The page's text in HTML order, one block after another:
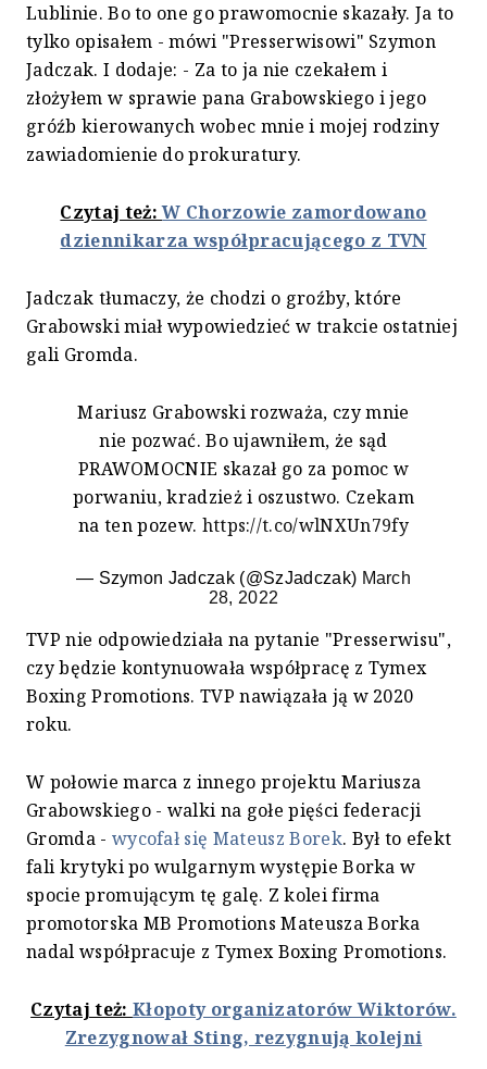
Lublinie. Bo to one go prawomocnie skazały. Ja to
tylko opisałem - mówi "Presserwisowi" Szymon
Jadczak. I dodaje: - Za to ja nie czekałem i
złożyłem w sprawie pana Grabowskiego i jego
gróźb kierowanych wobec mnie i mojej rodziny
zawiadomienie do prokuratury.
Czytaj też:W Chorzowie zamordowano
dziennikarza współpracującego z TVN
Jadczak tłumaczy, że chodzi o groźby, które
Grabowski miał wypowiedzieć w trakcie ostatniej
gali Gromda.
Mariusz Grabowski rozważa, czy mnie
nie pozwać. Bo ujawniłem, że sąd
PRAWOMOCNIE skazał go za pomoc w
porwaniu, kradzież i oszustwo. Czekam
na ten pozew. https://t.co/wlNXUn79fy
— Szymon Jadczak (@SzJadczak) March
28, 2022
TVP nie odpowiedziała na pytanie "Presserwisu",
czy będzie kontynuowała współpracę z Tymex
Boxing Promotions. TVP nawiązała ją w 2020
roku.
W połowie marca z innego projektu Mariusza
Grabowskiego - walki na gołe pięści federacji
Gromda - wycofał się Mateusz Borek. Był to efekt
fali krytyki po wulgarnym występie Borka w
spocie promującym tę galę. Z kolei firma
promotorska MB Promotions Mateusza Borka
nadal współpracuje z Tymex Boxing Promotions.
Czytaj też: Kłopoty organizatorów Wiktorów.
Zrezygnował Sting, rezygnują kolejni